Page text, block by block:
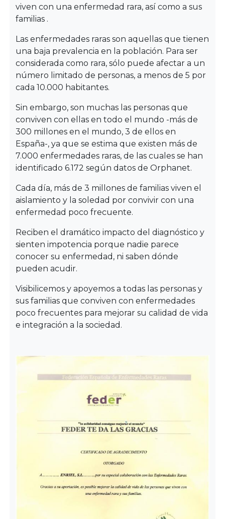
viven con una enfermedad rara, así como a sus
familias .
Las enfermedades raras son aquellas que tienen
una baja prevalencia en la población. Para ser
considerada como rara, sólo puede afectar a un
número limitado de personas, a menos de 5 por
cada 10.000 habitantes.
Sin embargo, son muchas las personas que
conviven con ellas en todo el mundo -más de
300 millones en el mundo, 3 de ellos en
España-, ya que se estima que existen más de
7.000 enfermedades raras, de las cuales se han
identificado 6.172 según datos de Orphanet.
Cada día, más de 3 millones de familias viven el
aislamiento y la soledad por convivir con una
enfermedad poco frecuente.
Reciben el dramático impacto del diagnóstico y
sienten impotencia porque nadie parece
conocer su enfermedad, ni saben dónde
pueden acudir.
Visibilicemos y apoyemos a todas las personas y
sus familias que conviven con enfermedades
poco frecuentes para mejorar su calidad de vida
e integración a la sociedad.